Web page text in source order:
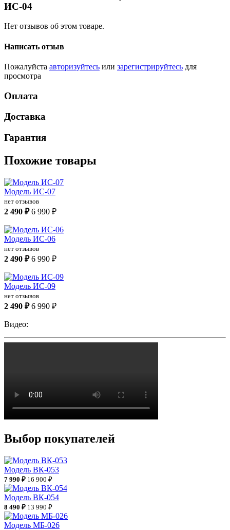
ИС-04
Нет отзывов об этом товаре.
Написать отзыв
Пожалуйста авторизуйтесь или зарегистрируйтесь для
просмотра
Оплата
Доставка
Гарантия
Похожие товары
Модель ИС-07
нет отзывов
2 490 ₽ 6 990 ₽
Модель ИС-06
нет отзывов
2 490 ₽ 6 990 ₽
Модель ИС-09
нет отзывов
2 490 ₽ 6 990 ₽
Видео:
Выбор покупателей
Модель ВК-053
7 990 ₽ 16 900 ₽
Модель ВК-054
8 490 ₽ 13 990 ₽
Модель МБ-026